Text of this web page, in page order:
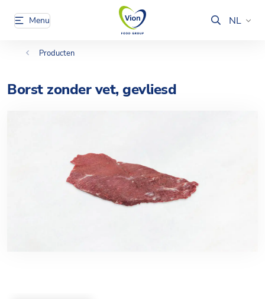
Menu NL
Producten
Borst zonder vet, gevliesd